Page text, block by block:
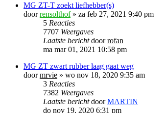
MG ZT-T zoekt liefhebber(s)
doorrensolthof» za feb 27, 2021 9:40 pm
5 Reacties
7707 Weergaves
Laatste berichtdoorrofan
ma mar 01, 2021 10:58 pm
MG ZT zwart rubber laag gaat weg
doormrvie » wo nov 18, 2020 9:35 am
3 Reacties
7382 Weergaves
Laatste berichtdoorMARTIN
do nov 19, 2020 6:31 pm